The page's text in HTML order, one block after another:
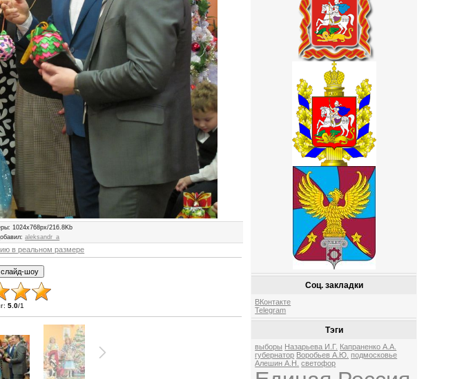
: 1024x768px/216.8Kb
:aleksandr_a
в реальном размере
: 5.0/1
Соц. закладки
ВКонтакте
Telegram
Тэги
выборы Назарьева И.Г. Капраненко А.А.
губернатор Воробьев А.Ю. подмосковье
Алешин А.Н.
светофор